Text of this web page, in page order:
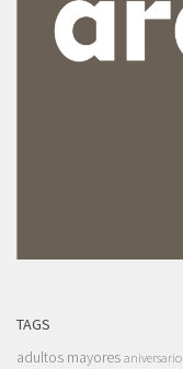
TAGS
adultos mayores aniversario